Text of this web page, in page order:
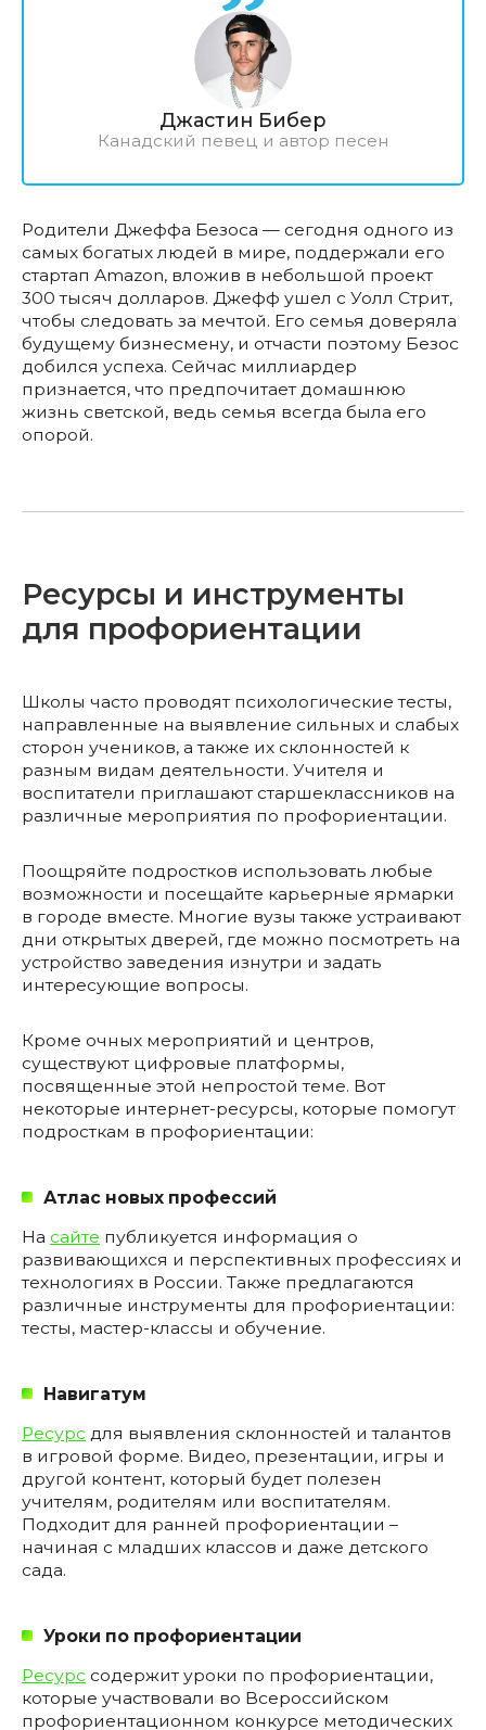
Джастин Бибер
Канадский певец и автор песен
Родители Джеффа Безоса — сегодня одного из
самых богатых людей в мире, поддержали его
стартап Amazon, вложив в небольшой проект
300 тысяч долларов. Джефф ушел с Уолл Стрит,
чтобы следовать за мечтой. Его семья доверяла
будущему бизнесмену, и отчасти поэтому Безос
добился успеха. Сейчас миллиардер
признается, что предпочитает домашнюю
жизнь светской, ведь семья всегда была его
опорой.
Ресурсы и инструменты
для профориентации
Школы часто проводят психологические тесты,
направленные на выявление сильных и слабых
сторон учеников, а также их склонностей к
разным видам деятельности. Учителя и
воспитатели приглашают старшеклассников на
различные мероприятия по профориентации.
Поощряйте подростков использовать любые
возможности и посещайте карьерные ярмарки
в городе вместе. Многие вузы также устраивают
дни открытых дверей, где можно посмотреть на
устройство заведения изнутри и задать
интересующие вопросы.
Кроме очных мероприятий и центров,
существуют цифровые платформы,
посвященные этой непростой теме. Вот
некоторые интернет-ресурсы, которые помогут
подросткам в профориентации:
Атлас новых профессий
На сайте публикуется информация о
развивающихся и перспективных профессиях и
технологиях в России. Также предлагаются
различные инструменты для профориентации:
тесты, мастер-классы и обучение.
Навигатум
Ресурс для выявления склонностей и талантов
в игровой форме. Видео, презентации, игры и
другой контент, который будет полезен
учителям, родителям или воспитателям.
Подходит для ранней профориентации –
начиная с младших классов и даже детского
сада.
Уроки по профориентации
Ресурс содержит уроки по профориентации,
которые участвовали во Всероссийском
профориентационном конкурсе методических